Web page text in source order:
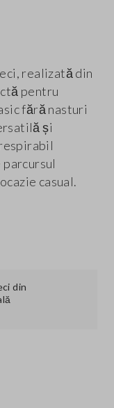
realizată din
pentru
fără nasturi
și
casual.